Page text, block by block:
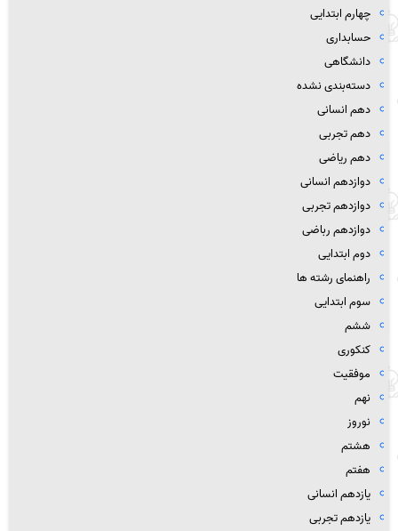
چهارم ابتدایی
حسابداری
دانشگاهی
دسته‌بندی نشده
دهم انسانی
دهم تجربی
دهم ریاضی
دوازدهم انسانی
دوازدهم تجربی
دوازدهم رباضی
دوم ابتدایی
راهنمای رشته ها
سوم ابتدایی
ششم
کنکوری
موفقیت
نهم
نوروز
هشتم
هفتم
یازدهم انسانی
یازدهم تجربی